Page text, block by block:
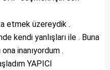
etmek üzereydik .
kendi yanlışları ile . Buna
inanıyordum .
YAPICI